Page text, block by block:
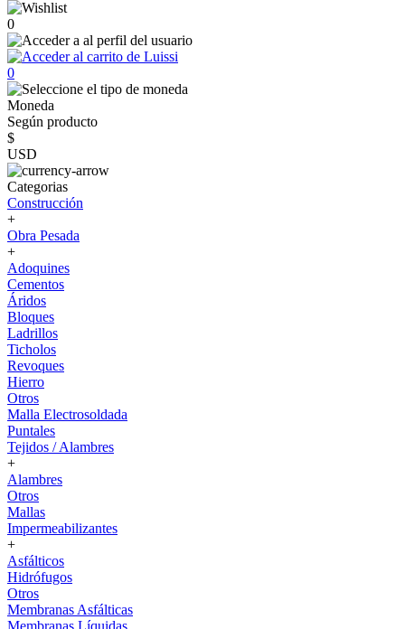
0
0
Moneda
Según producto
$
USD
Categorias
Construcción
+
Obra Pesada
+
Adoquines
Cementos
Áridos
Bloques
Ladrillos
Ticholos
Revoques
Hierro
Otros
Malla Electrosoldada
Puntales
Tejidos / Alambres
+
Alambres
Otros
Mallas
Impermeabilizantes
+
Asfálticos
Hidrófugos
Otros
Membranas Asfálticas
Membranas Líquidas